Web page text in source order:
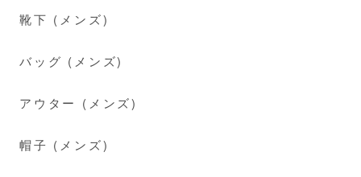
靴下 (メンズ)
バッグ (メンズ)
アウター (メンズ)
帽子 (メンズ)